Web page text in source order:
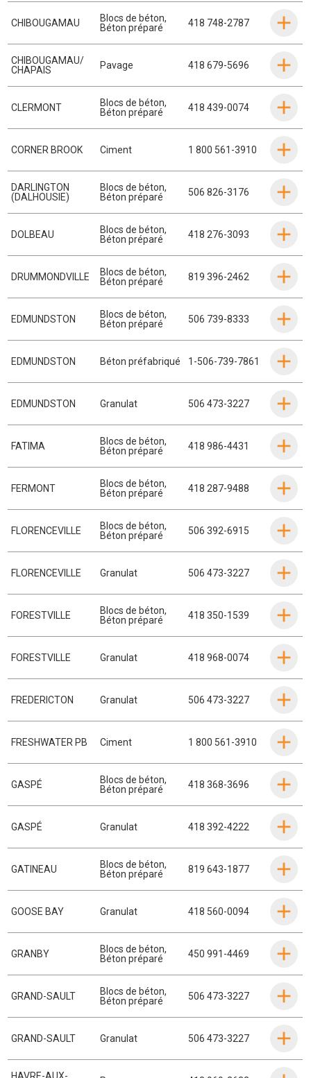
CHIBOUGAMAU Blocs de béton,
Béton préparé
418 748-2787
CHIBOUGAMAU/
CHAPAIS
Pavage 418 679-5696
CLERMONT Blocs de béton,
Béton préparé
418 439-0074
CORNER BROOK Ciment 1 800 561-3910
DARLINGTON
(DALHOUSIE)
Blocs de béton,
Béton préparé
506 826-3176
DOLBEAU Blocs de béton,
Béton préparé
418 276-3093
DRUMMONDVILLE Blocs de béton,
Béton préparé
819 396-2462
EDMUNDSTON Blocs de béton,
Béton préparé
506 739-8333
EDMUNDSTON Béton préfabriqué 1-506-739-7861
EDMUNDSTON Granulat 506 473-3227
FATIMA Blocs de béton,
Béton préparé
418 986-4431
FERMONT Blocs de béton,
Béton préparé
418 287-9488
FLORENCEVILLE Blocs de béton,
Béton préparé
506 392-6915
FLORENCEVILLE Granulat 506 473-3227
FORESTVILLE Blocs de béton,
Béton préparé
418 350-1539
FORESTVILLE Granulat 418 968-0074
FREDERICTON Granulat 506 473-3227
FRESHWATER PB Ciment 1 800 561-3910
GASPÉ Blocs de béton,
Béton préparé
418 368-3696
GASPÉ Granulat 418 392-4222
GATINEAU Blocs de béton,
Béton préparé
819 643-1877
GOOSE BAY Granulat 418 560-0094
GRANBY Blocs de béton,
Béton préparé
450 991-4469
GRAND-SAULT Blocs de béton,
Béton préparé
506 473-3227
GRAND-SAULT Granulat 506 473-3227
HAVRE-AUX-